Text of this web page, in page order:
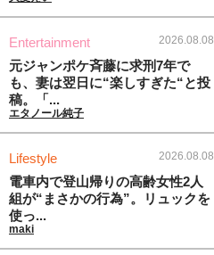
Entertainment 2026.08.08
元ジャンポケ斉藤に求刑7年で
も、妻は翌日に“楽しすぎた“と投
稿。「...
エタノール純子
Lifestyle 2026.08.08
電車内で登山帰りの高齢女性2人
組が“まさかの行為”。リュックを
使っ...
maki